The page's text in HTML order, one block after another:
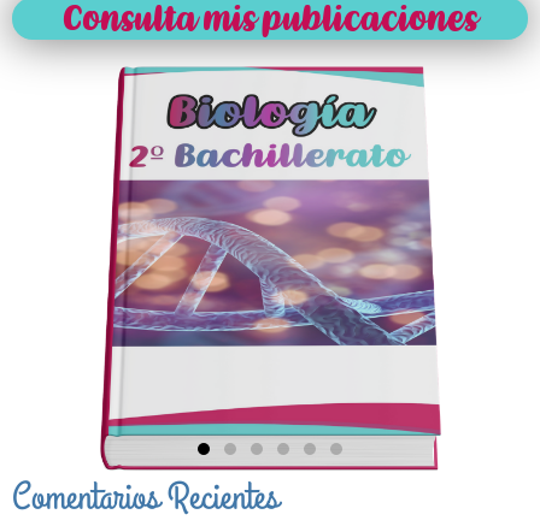
Consulta mis publicaciones
Comentarios Recientes